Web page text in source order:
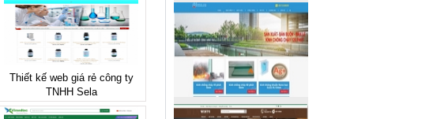
Thiết kế web giá rẻ công ty
TNHH Sela